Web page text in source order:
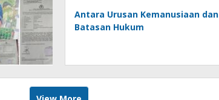
Antara Urusan Kemanusiaan dan
Batasan Hukum